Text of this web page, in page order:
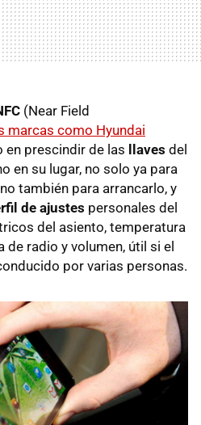
(Near Field
marcas como Hyundai
en prescindir de las llaves del
en su lugar, no solo ya para
también para arrancarlo, y
de ajustes personales del
del asiento, temperatura
radio y volumen, útil si el
por varias personas.